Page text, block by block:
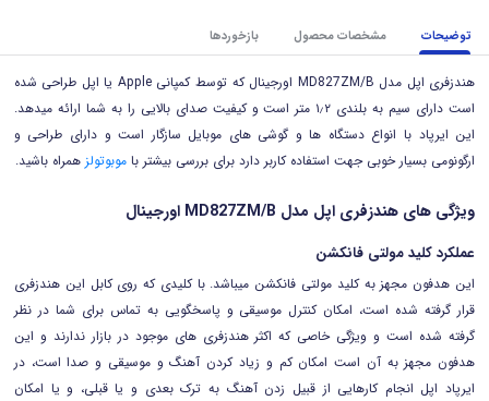
توضیحات مشخصات محصول بازخوردها
هندزفری اپل مدل MD827ZM/B اورجینال که توسط کمپانی Apple یا اپل طراحی شده
است دارای سیم به بلندی ۱٫۲ متر است و کیفیت صدای بالایی را به شما ارائه میدهد.
این ایرپاد با انواع دستگاه ها و گوشی های موبایل سازگار است و دارای طراحی و
ارگونومی بسیار خوبی جهت استفاده کاربر دارد برای بررسی بیشتر با موبوتولز همراه باشید.
ویژگی های هندزفری اپل مدل MD827ZM/B اورجینال
عملکرد کلید مولتی فانکشن
این هدفون مجهز به کلید مولتی فانکشن میباشد. با کلیدی که روی کابل این هندزفری
قرار گرفته شده است، امکان کنترل موسیقی و پاسخگویی به تماس برای شما در نظر
گرفته شده است و ویژگی خاصی که اکثر هندزفری های موجود در بازار ندارند و این
هدفون مجهز به آن است امکان کم و زیاد کردن آهنگ و موسیقی و صدا است، در
ایرپاد اپل انجام کارهایی از قبیل زدن آهنگ به ترک بعدی و یا قبلی، و یا امکان